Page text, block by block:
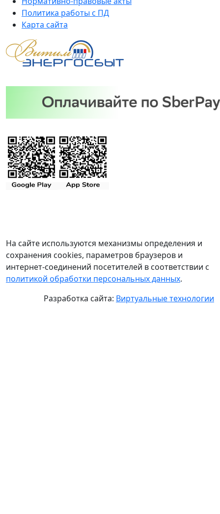
Политика работы с ПД
Карта сайта
На сайте используются механизмы определения и
сохранения cookies, параметров браузеров и
интернет-соединений посетителей в соответствии с
политикой обработки персональных данных.
Разработка сайта: Виртуальные технологии